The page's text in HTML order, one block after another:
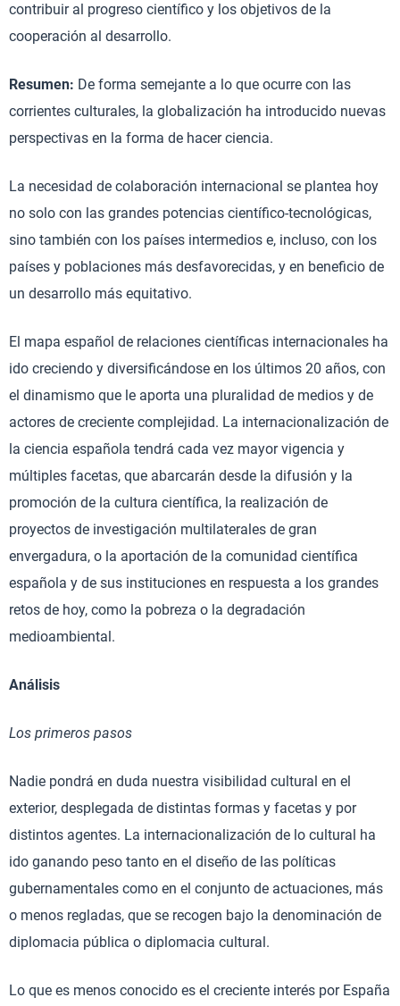
contribuir al progreso científico y los objetivos de la
cooperación al desarrollo.
Resumen: De forma semejante a lo que ocurre con las
corrientes culturales, la globalización ha introducido nuevas
perspectivas en la forma de hacer ciencia.
La necesidad de colaboración internacional se plantea hoy
no solo con las grandes potencias científico-tecnológicas,
sino también con los países intermedios e, incluso, con los
países y poblaciones más desfavorecidas, y en beneficio de
un desarrollo más equitativo.
El mapa español de relaciones científicas internacionales ha
ido creciendo y diversificándose en los últimos 20 años, con
el dinamismo que le aporta una pluralidad de medios y de
actores de creciente complejidad. La internacionalización de
la ciencia española tendrá cada vez mayor vigencia y
múltiples facetas, que abarcarán desde la difusión y la
promoción de la cultura científica, la realización de
proyectos de investigación multilaterales de gran
envergadura, o la aportación de la comunidad científica
española y de sus instituciones en respuesta a los grandes
retos de hoy, como la pobreza o la degradación
medioambiental.
Análisis
Los primeros pasos
Nadie pondrá en duda nuestra visibilidad cultural en el
exterior, desplegada de distintas formas y facetas y por
distintos agentes. La internacionalización de lo cultural ha
ido ganando peso tanto en el diseño de las políticas
gubernamentales como en el conjunto de actuaciones, más
o menos regladas, que se recogen bajo la denominación de
diplomacia pública o diplomacia cultural.
Lo que es menos conocido es el creciente interés por España